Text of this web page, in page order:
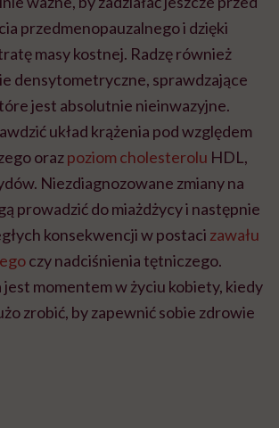
przedmenopauzalnego i dzięki
masy kostnej. Radzę również
densytometryczne, sprawdzające
jest absolutnie nieinwazyjne.
układ krążenia pod względem
orazpoziom cholesterolu HDL,
Niezdiagnozowane zmiany na
prowadzić do miażdżycy i następnie
konsekwencji w postaci zawału
czy nadciśnienia tętniczego.
jest momentem w życiu kobiety, kiedy
zrobić, by zapewnić sobie zdrowie